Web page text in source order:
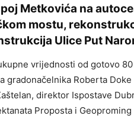
Metkovića na
mostu,
Ulice Put
vrijednosti od gotovo
gradonačelnika Roberta
direktor Ispostave
Proposta i Geoproming